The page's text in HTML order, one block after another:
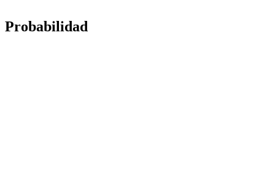
Probabilidad